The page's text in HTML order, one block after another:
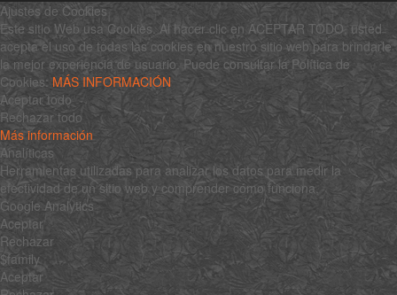
Ajustes de Cookies
Este sitio Web usa Cookies. Al hacer clic en ACEPTAR TODO, usted
acepta el uso de todas las cookies en nuestro sitio web para brindarle
la mejor experiencia de usuario. Puede consultar la Política de
Cookies: MÁS INFORMACIÓN
Aceptar todo
Rechazar todo
Más información
Analíticas
Herramientas utilizadas para analizar los datos para medir la
efectividad de un sitio web y comprender cómo funciona.
Google Analytics
Aceptar
Rechazar
$family
Aceptar